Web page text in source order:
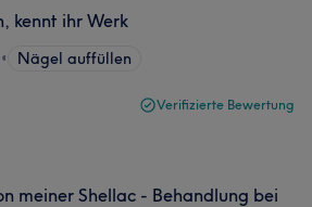
kennt ihr Werk
• Nägel auffüllen
Verifizierte Bewertung
meiner Shellac - Behandlung bei